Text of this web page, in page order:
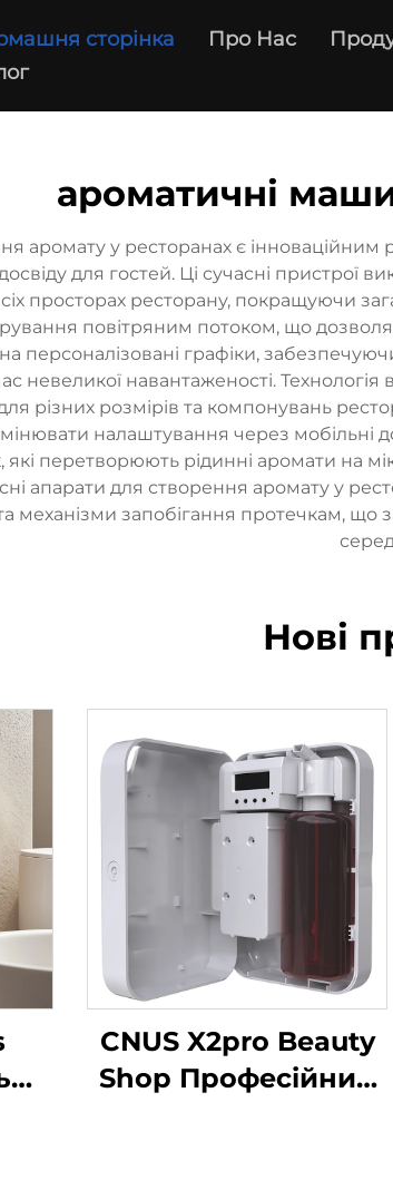
сторінка Про Нас
ароматичні
аромату у ресторанах є
для гостей. Ці сучасні
просторах ресторану, покращуючи
повітряним потоком, що
персоналізовані графіки,
невеликої навантаженості.
різних розмірів та компонувань
налаштування через мобільні
які перетворюють рідинні аромати на
апарати для створення аромату у
механізми запобігання протечкам, що
Нові
CNUS X2pro Beauty
Shop Професійний